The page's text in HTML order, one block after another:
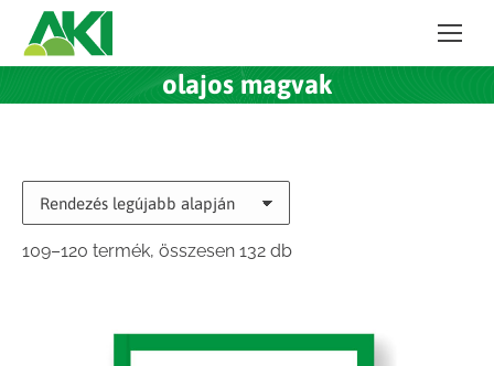
olajos magvak
109–120 termék, összesen 132 dbSorted